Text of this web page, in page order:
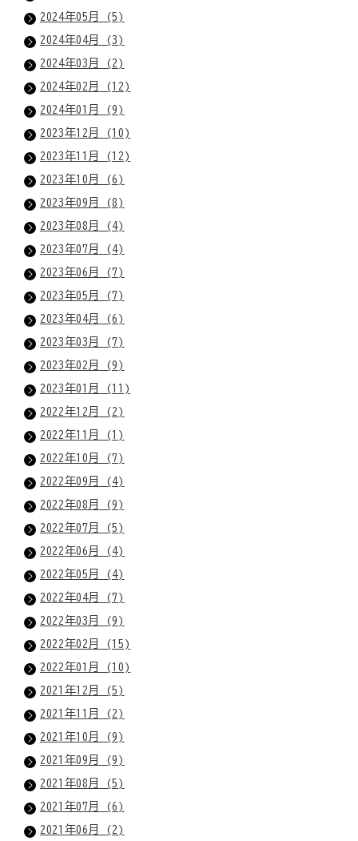
2024年05月 (5)
2024年04月 (3)
2024年03月 (2)
2024年02月 (12)
2024年01月 (9)
2023年12月 (10)
2023年11月 (12)
2023年10月 (6)
2023年09月 (8)
2023年08月 (4)
2023年07月 (4)
2023年06月 (7)
2023年05月 (7)
2023年04月 (6)
2023年03月 (7)
2023年02月 (9)
2023年01月 (11)
2022年12月 (2)
2022年11月 (1)
2022年10月 (7)
2022年09月 (4)
2022年08月 (9)
2022年07月 (5)
2022年06月 (4)
2022年05月 (4)
2022年04月 (7)
2022年03月 (9)
2022年02月 (15)
2022年01月 (10)
2021年12月 (5)
2021年11月 (2)
2021年10月 (9)
2021年09月 (9)
2021年08月 (5)
2021年07月 (6)
2021年06月 (2)